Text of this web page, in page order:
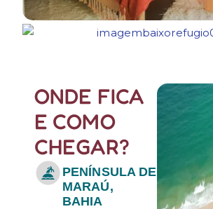
ONDE FICA
E COMO
CHEGAR?
PENÍNSULA DE
MARAÚ,
BAHIA